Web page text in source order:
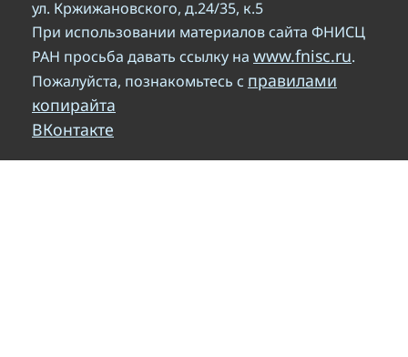
ул. Кржижановского, д.24/35, к.5
При использовании материалов сайта ФНИСЦ
РАН просьба давать ссылку на www.fnisc.ru.
Пожалуйста, познакомьтесь с правилами
копирайта
ВКонтакте